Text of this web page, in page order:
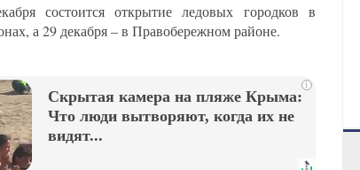
состоится открытие ледовых городков в
а 29 декабря – в Правобережном районе.
i
Скрытая камера на пляже Крыма:
Что люди вытворяют, когда их не
видят...